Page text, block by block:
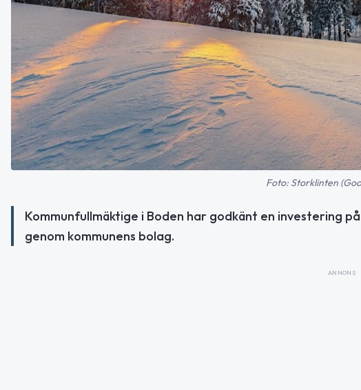
Foto: Storklinten
Kommunfullmäktige i Boden har godkänt en investering
genom kommunens bolag.
ANNONS